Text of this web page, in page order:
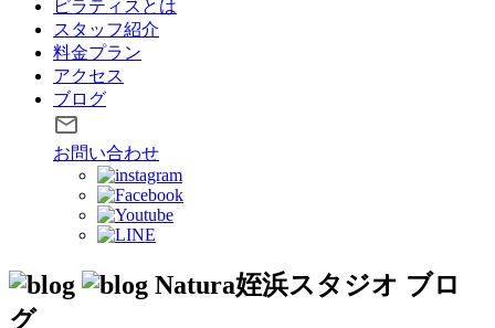
ピラティスとは
スタッフ紹介
料金プラン
アクセス
ブログ
お問い合わせ
Natura姪浜スタジオ ブロ
グ